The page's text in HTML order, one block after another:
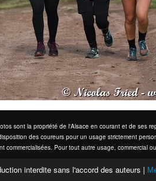
sont la propriété de l'Alsace en courant et de ses
des coureurs pour un usage strictement
commercialisées. Pour tout autre usage, commercial
interdite sans l'accord des auteurs |